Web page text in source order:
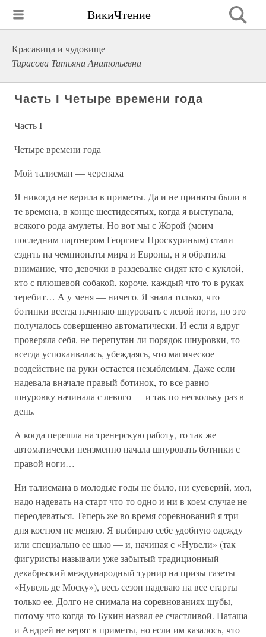
ВикиЧтение
Красавица и чудовище
Тарасова Татьяна Анатольевна
Часть I Четыре времени года
Часть I
Четыре времени года
Мой талисман — черепаха
Я никогда не верила в приметы. Да и не приняты были в
те времена, в конце шестидесятых, когда я выступала,
всякого рода амулеты. Но вот мы с Жорой (моим
последним партнером Георгием Проскуриным) стали
ездить на чемпионаты мира и Европы, и я обратила
внимание, что девочки в раздевалке сидят кто с куклой,
кто с плюшевой собакой, короче, каждый что-то в руках
теребит… А у меня — ничего. Я знала только, что
ботинки всегда начинаю шнуровать с левой ноги, но это
получалось совершенно автоматически. И если я вдруг
проверяла себя, не перепутан ли порядок шнуровки, то
всегда успокаивалась, убеждаясь, что магическое
воздействие на руки остается незыблемым. Даже если
надевала вначале правый ботинок, то все равно
шнуровку начинала с левого — и так по нескольку раз в
день.
А когда перешла на тренерскую работу, то так же
автоматически неизменно начала шнуровать ботинки с
правой ноги…
Ни талисмана в молодые годы не было, ни суеверий, мол,
надо надевать на старт что-то одно и ни в коем случае не
переодеваться. Теперь же во время соревнований я три
дня костюм не меняю. Я выбираю себе удобную одежду
или специально ее шью — и, начиная с «Нувели» (так
фигуристы называли уже забытый традиционный
декабрьский международный турнир на призы газеты
«Нувель де Моску»), весь сезон надеваю на все старты
только ее. Долго не снимала на соревнованиях шубы,
потому что когда-то Букин назвал ее счастливой. Наташа
и Андрей не верят в приметы, но если им казалось, что